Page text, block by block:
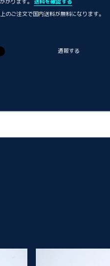
ご注文で国内送料が無料になります。
通報する